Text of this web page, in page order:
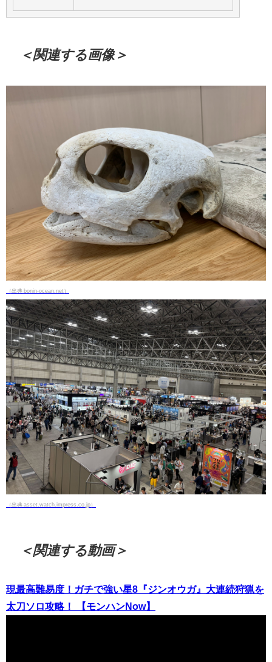
＜関連する画像＞
（出典 bonin-ocean.net）
（出典 asset.watch.impress.co.jp）
＜関連する動画＞
現最高難易度！ガチで強い星8『ジンオウガ』大連続狩猟を
太刀ソロ攻略！ 【モンハンNow】